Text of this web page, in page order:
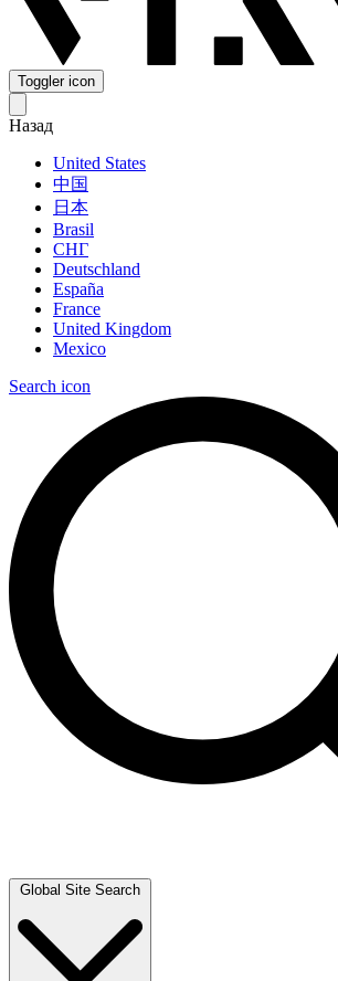
Toggler icon
Назад
United States
中国
日本
Brasil
СНГ
Deutschland
España
France
United Kingdom
Mexico
Search icon
Global Site Search